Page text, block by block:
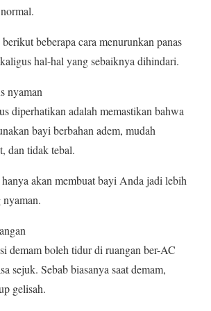
beberapa cara menurunkan panas
hal-hal yang sebaiknya dihindari.
nyaman
diperhatikan adalah memastikan bahwa
bayi berbahan adem, mudah
dan tidak tebal.
akan membuat bayi Anda jadi lebih
demam boleh tidur di ruangan ber-AC
sejuk. Sebab biasanya saat demam,
gelisah.